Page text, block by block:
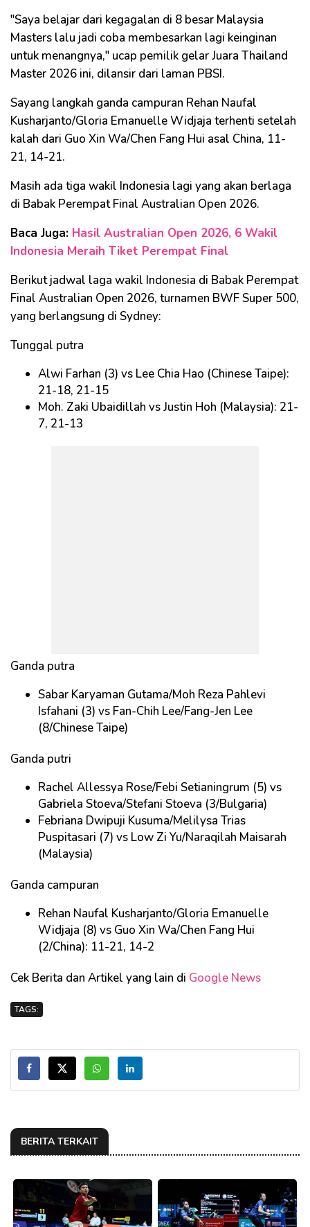
"Saya belajar dari kegagalan di 8 besar Malaysia
Masters lalu jadi coba membesarkan lagi keinginan
untuk menangnya," ucap pemilik gelar Juara Thailand
Master 2026 ini, dilansir dari laman PBSI.
Sayang langkah ganda campuran Rehan Naufal
Kusharjanto/Gloria Emanuelle Widjaja terhenti setelah
kalah dari Guo Xin Wa/Chen Fang Hui asal China, 11-
21, 14-21.
Masih ada tiga wakil Indonesia lagi yang akan berlaga
di Babak Perempat Final Australian Open 2026.
Baca Juga: Hasil Australian Open 2026, 6 Wakil
Indonesia Meraih Tiket Perempat Final
Berikut jadwal laga wakil Indonesia di Babak Perempat
Final Australian Open 2026, turnamen BWF Super 500,
yang berlangsung di Sydney:
Tunggal putra
Alwi Farhan (3) vs Lee Chia Hao (Chinese Taipe):
21-18, 21-15
Moh. Zaki Ubaidillah vs Justin Hoh (Malaysia): 21-
7, 21-13
Ganda putra
Sabar Karyaman Gutama/Moh Reza Pahlevi
Isfahani (3) vs Fan-Chih Lee/Fang-Jen Lee
(8/Chinese Taipe)
Ganda putri
Rachel Allessya Rose/Febi Setianingrum (5) vs
Gabriela Stoeva/Stefani Stoeva (3/Bulgaria)
Febriana Dwipuji Kusuma/Melilysa Trias
Puspitasari (7) vs Low Zi Yu/Naraqilah Maisarah
(Malaysia)
Ganda campuran
Rehan Naufal Kusharjanto/Gloria Emanuelle
Widjaja (8) vs Guo Xin Wa/Chen Fang Hui
(2/China): 11-21, 14-2
Cek Berita dan Artikel yang lain di Google News
TAGS:
BERITA TERKAIT